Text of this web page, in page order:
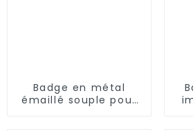
Badge en métal
émaillé souple pour